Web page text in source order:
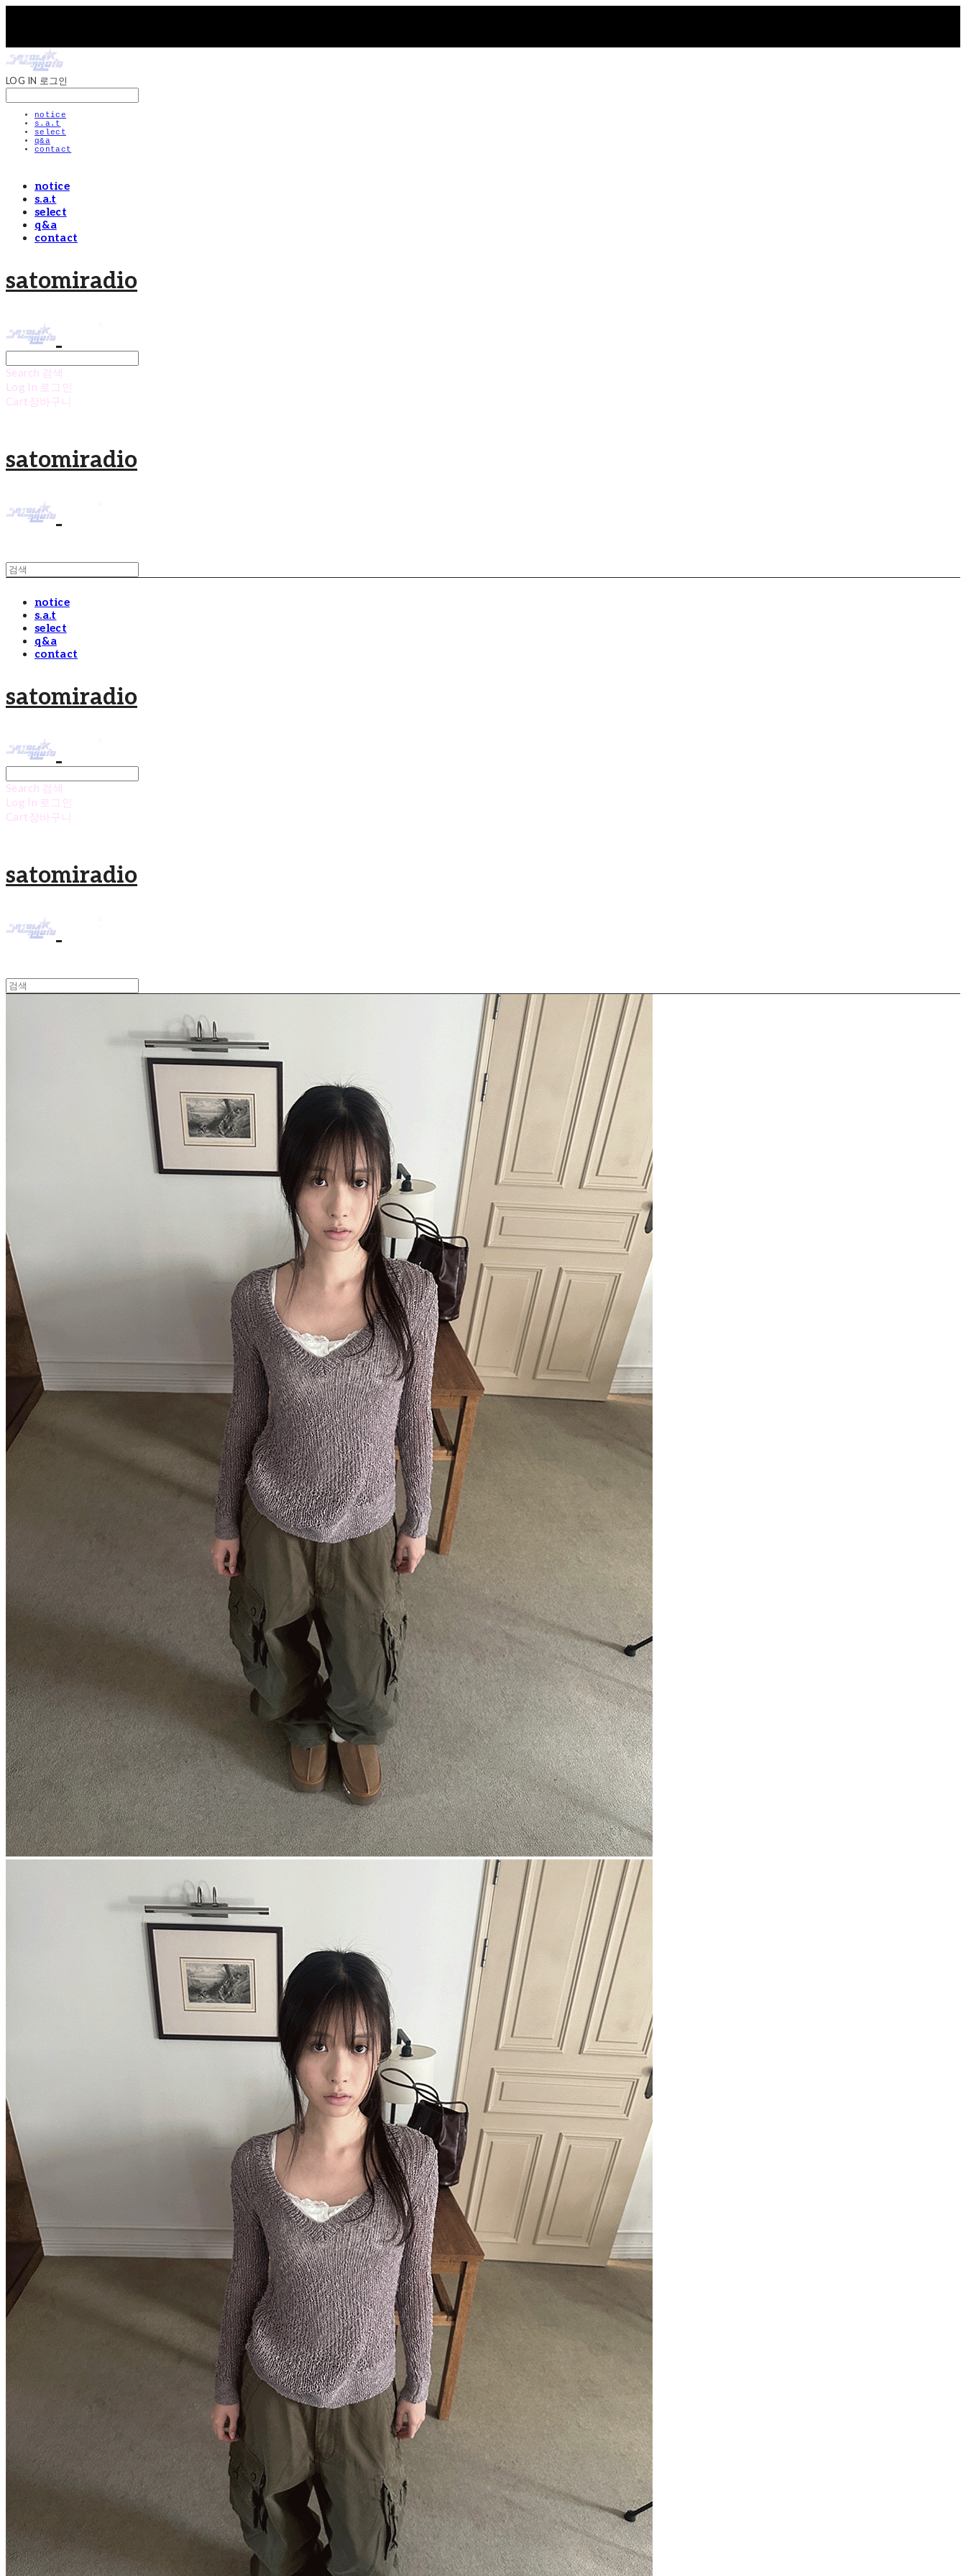
LOG IN 로그인
notice
s.a.t
select
q&a
contact
notice
s.a.t
select
q&a
contact
satomiradio
Search 검색
Log In 로그인
Cart 장바구니
satomiradio
notice
s.a.t
select
q&a
contact
satomiradio
Search 검색
Log In 로그인
Cart 장바구니
satomiradio